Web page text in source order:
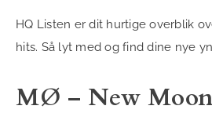
HQ Listen er dit hurtige overblik
hits. Så lyt med og find dine nye
MØ – New